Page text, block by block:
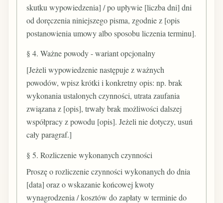
skutku wypowiedzenia] / po upływie [liczba dni] dni
od doręczenia niniejszego pisma, zgodnie z [opis
postanowienia umowy albo sposobu liczenia terminu].
§ 4. Ważne powody - wariant opcjonalny
[Jeżeli wypowiedzenie następuje z ważnych
powodów, wpisz krótki i konkretny opis: np. brak
wykonania ustalonych czynności, utrata zaufania
związana z [opis], trwały brak możliwości dalszej
współpracy z powodu [opis]. Jeżeli nie dotyczy, usuń
cały paragraf.]
§ 5. Rozliczenie wykonanych czynności
Proszę o rozliczenie czynności wykonanych do dnia
[data] oraz o wskazanie końcowej kwoty
wynagrodzenia / kosztów do zapłaty w terminie do